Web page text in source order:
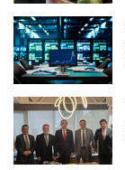
e
s
a
s
e
t
a